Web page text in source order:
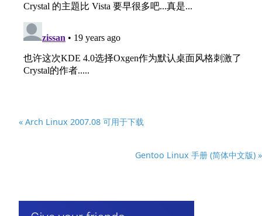
« Arch Linux 2007.08 可用于下载
Gentoo Linux 手册 (简体中文版) »